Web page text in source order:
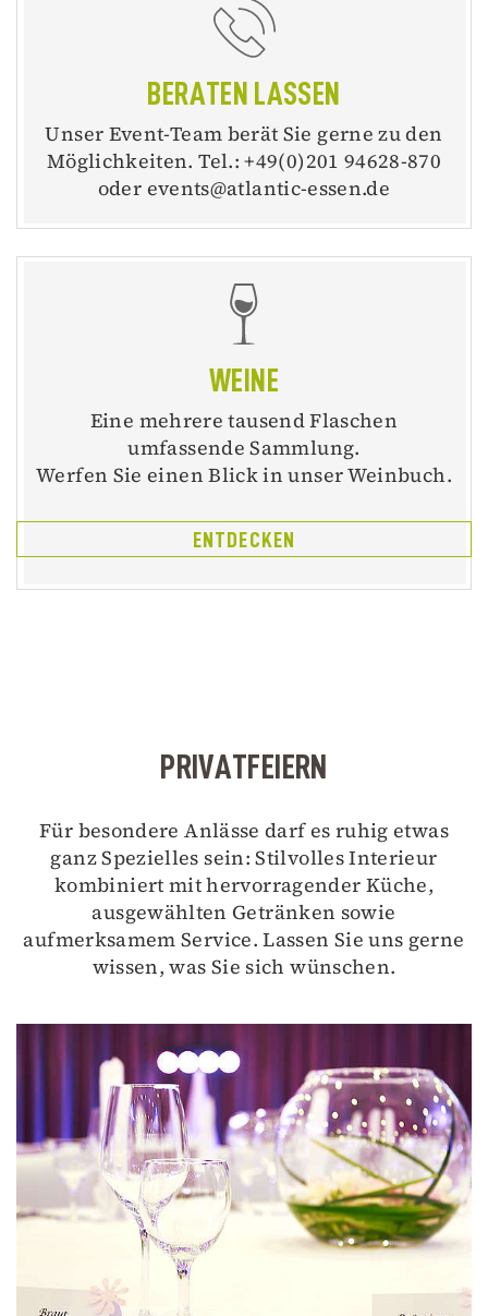
BERATEN LASSEN
Unser Event-Team berät Sie gerne zu den
Möglichkeiten. Tel.: +49(0)201 94628-870
oder events@atlantic-essen.de
WEINE
Eine mehrere tausend Flaschen
umfassende Sammlung.
Werfen Sie einen Blick in unser Weinbuch.
ENTDECKEN
PRIVATFEIERN
Für besondere Anlässe darf es ruhig etwas
ganz Spezielles sein: Stilvolles Interieur
kombiniert mit hervorragender Küche,
ausgewählten Getränken sowie
aufmerksamem Service. Lassen Sie uns gerne
wissen, was Sie sich wünschen.